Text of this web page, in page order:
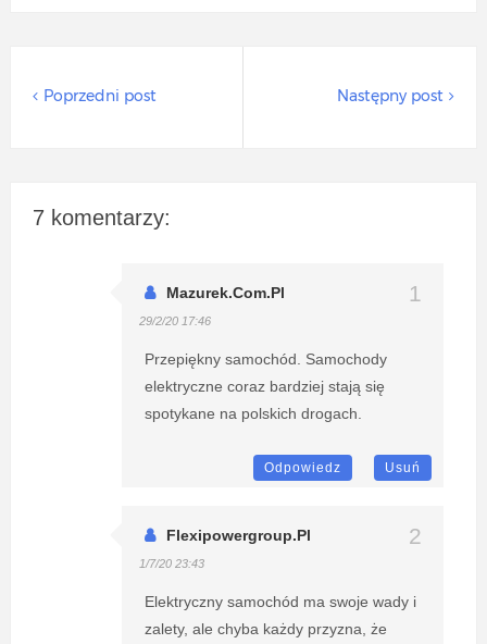
Następny post
Poprzedni post
7 komentarzy:
Mazurek.com.pl
29/2/20 17:46
Przepiękny samochód. Samochody
elektryczne coraz bardziej stają się
spotykane na polskich drogach.
Odpowiedz Usuń
Flexipowergroup.pl
1/7/20 23:43
Elektryczny samochód ma swoje wady i
zalety, ale chyba każdy przyzna, że